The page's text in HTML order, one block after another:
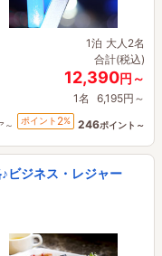
1泊 大人2名
合計(税込)
12,390円～
1名 6,195円～
～ ポイント 2% 246ポイント～
ビジネス・レジャー